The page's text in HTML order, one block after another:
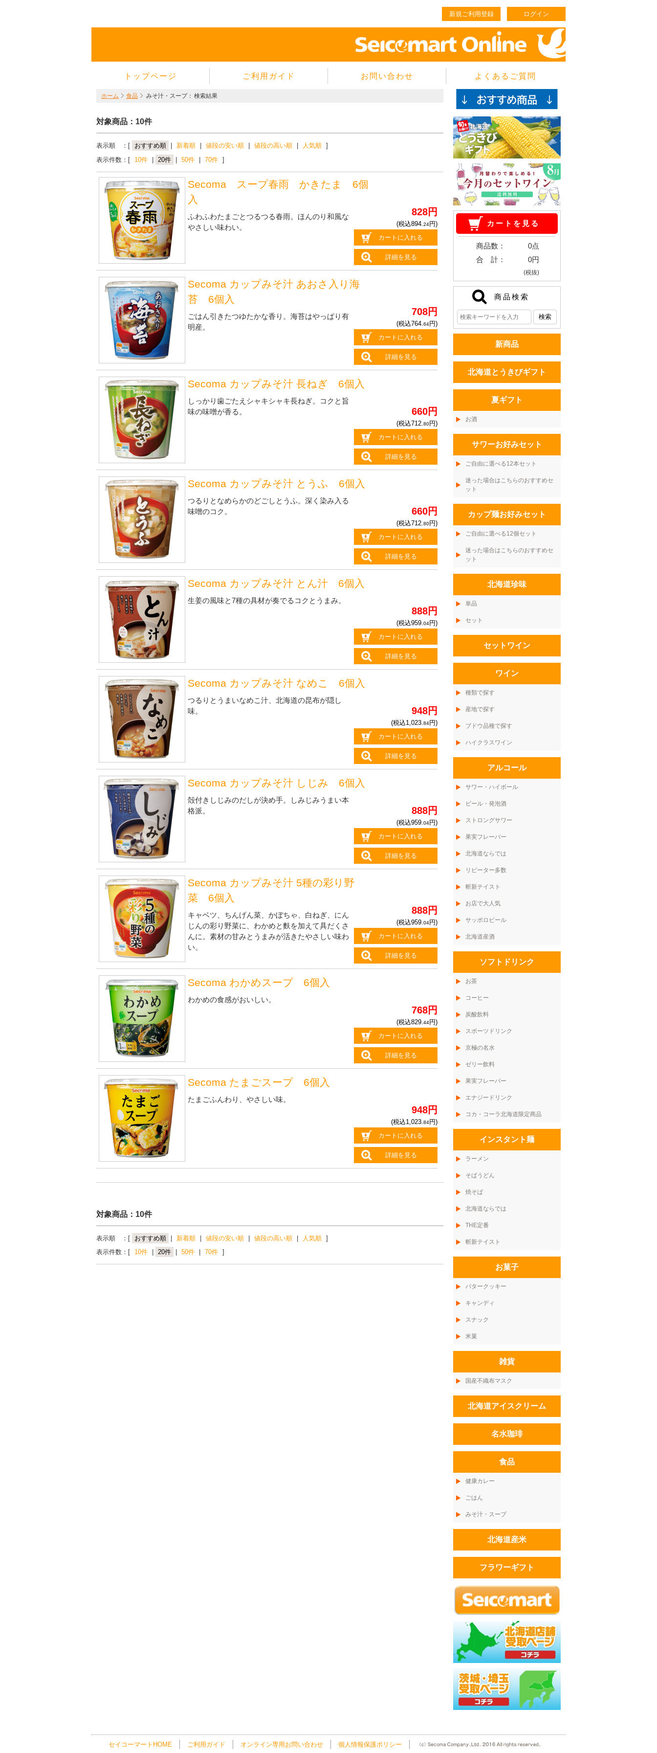
新規ご利用登録 ログイン
トップページ ご利用ガイド
当サイトについて
よくあるご質問
お問い合わせ よくあるご質問
ホーム 食品 みそ汁・スープ： 検索結果
対象商品：10件
表示順 ：[ おすすめ順 新着順 値段の安い順 値段の高い順 人気順 ]
表示件数：[
10件 20件 50件 70件 ]
Secoma スープ春雨 かきたま 6個
入
ふわふわたまごとつるつる春雨。ほんのり和風な
やさしい味わい。
828円
(税込894. 24円)
カートに入れる
詳細を見る
Secoma カップみそ汁 あおさ入り海
苔 6個入
ごはん引きたつゆたかな香り。海苔はやっぱり有
明産。
708円
(税込764. 64円)
カートに入れる
詳細を見る
Secoma カップみそ汁 長ねぎ 6個入
しっかり歯ごたえシャキシャキ長ねぎ。コクと旨
味の味噌が香る。
660円
(税込712. 80円)
カートに入れる
詳細を見る
Secoma カップみそ汁 とうふ 6個入
つるりとなめらかのどごしとうふ。深く染み入る
味噌のコク。
660円
(税込712. 80円)
カートに入れる
詳細を見る
Secoma カップみそ汁 とん汁 6個入
生姜の風味と7種の具材が奏でるコクとうまみ。
888円
(税込959. 04円)
カートに入れる
詳細を見る
Secoma カップみそ汁 なめこ 6個入
つるりとうまいなめこ汁、北海道の昆布が隠し
味。
948円
(税込1,023. 84円)
カートに入れる
詳細を見る
Secoma カップみそ汁 しじみ 6個入
殻付きしじみのだしが決め手。しみじみうまい本
格派。
888円
(税込959. 04円)
カートに入れる
詳細を見る
Secoma カップみそ汁 5種の彩り野
菜 6個入
キャベツ、ちんげん菜、かぼちゃ、白ねぎ、にん
じんの彩り野菜に、わかめと麩を加えて具だくさ
んに。素材の甘みとうまみが活きたやさしい味わ
い。
888円
(税込959. 04円)
カートに入れる
詳細を見る
Secoma わかめスープ 6個入
わかめの食感がおいしい。
768円
(税込829. 44円)
カートに入れる
詳細を見る
Secoma たまごスープ 6個入
たまごふんわり、やさしい味。
948円
(税込1,023. 84円)
カートに入れる
詳細を見る
対象商品：10件
表示順 ：[ おすすめ順 新着順 値段の安い順 値段の高い順 人気順 ]
表示件数：[
10件 20件 50件 70件 ]
カートを見る
商品数：
0点
合 計：
0円
(税抜)
商品検索
新商品
北海道とうきびギフト
夏ギフト
お酒
サワーお好みセット
ご自由に選べる12本セット
迷った場合はこちらのおすすめセ
ット
カップ麺お好みセット
ご自由に選べる12個セット
迷った場合はこちらのおすすめセ
ット
北海道珍味
単品
セット
セットワイン
ワイン
種類で探す
産地で探す
ブドウ品種で探す
ハイクラスワイン
アルコール
サワー・ハイボール
ビール・発泡酒
ストロングサワー
果実フレーバー
北海道ならでは
リピーター多数
斬新テイスト
お店で大人気
サッポロビール
北海道産酒
ソフトドリンク
お茶
コーヒー
炭酸飲料
スポーツドリンク
京極の名水
ゼリー飲料
果実フレーバー
エナジードリンク
コカ・コーラ北海道限定商品
インスタント麺
ラーメン
そばうどん
焼そば
北海道ならでは
THE定番
斬新テイスト
お菓子
バタークッキー
キャンディ
スナック
米菓
雑貨
国産不織布マスク
北海道アイスクリーム
名水珈琲
食品
健康カレー
ごはん
みそ汁・スープ
北海道産米
フラワーギフト
セイコーマートHOME ご利用ガイド オンライン専用お問い合わせ 個人情報保護ポリシー